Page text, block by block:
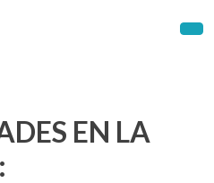
EN LA